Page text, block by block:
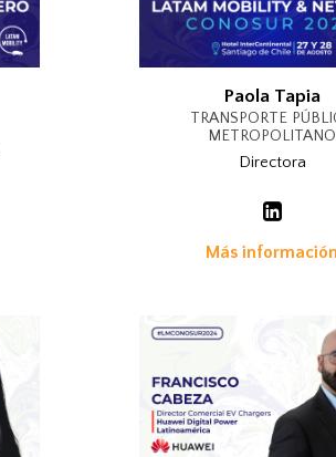
Paola Tapia
TRANSPORTE
METROPOLITANO
Directora
Más información